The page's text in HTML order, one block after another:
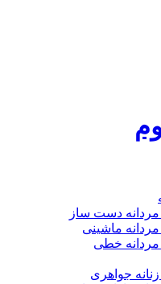
مردانه دست ساز
مردانه ماشینی
مردانه خطی
جواهری